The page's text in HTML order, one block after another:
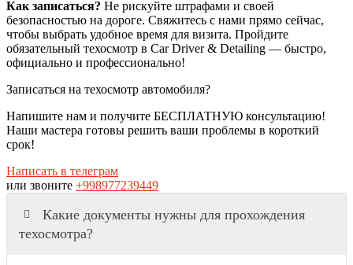
Как записаться? Не рискуйте штрафами и своей
безопасностью на дороге. Свяжитесь с нами прямо сейчас,
чтобы выбрать удобное время для визита. Пройдите
обязательный техосмотр в Car Driver & Detailing — быстро,
официально и профессионально!
Записаться на техосмотр автомобиля?
Напишите нам и получите БЕСПЛАТНУЮ консультацию!
Наши мастера готовы решить ваши проблемы в короткий
срок!
Написать в телеграм
или звоните +998977239449
Какие документы нужны для прохождения
техосмотра?